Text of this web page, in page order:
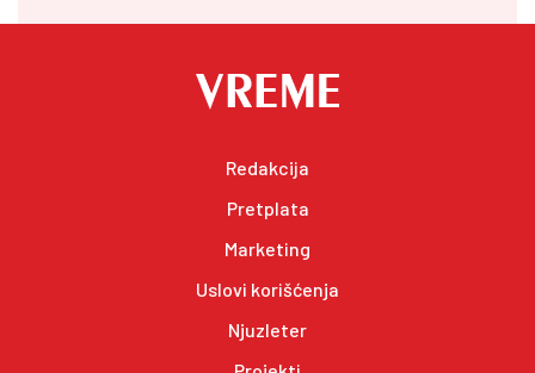
Redakcija
Pretplata
Marketing
Uslovi korišćenja
Njuzleter